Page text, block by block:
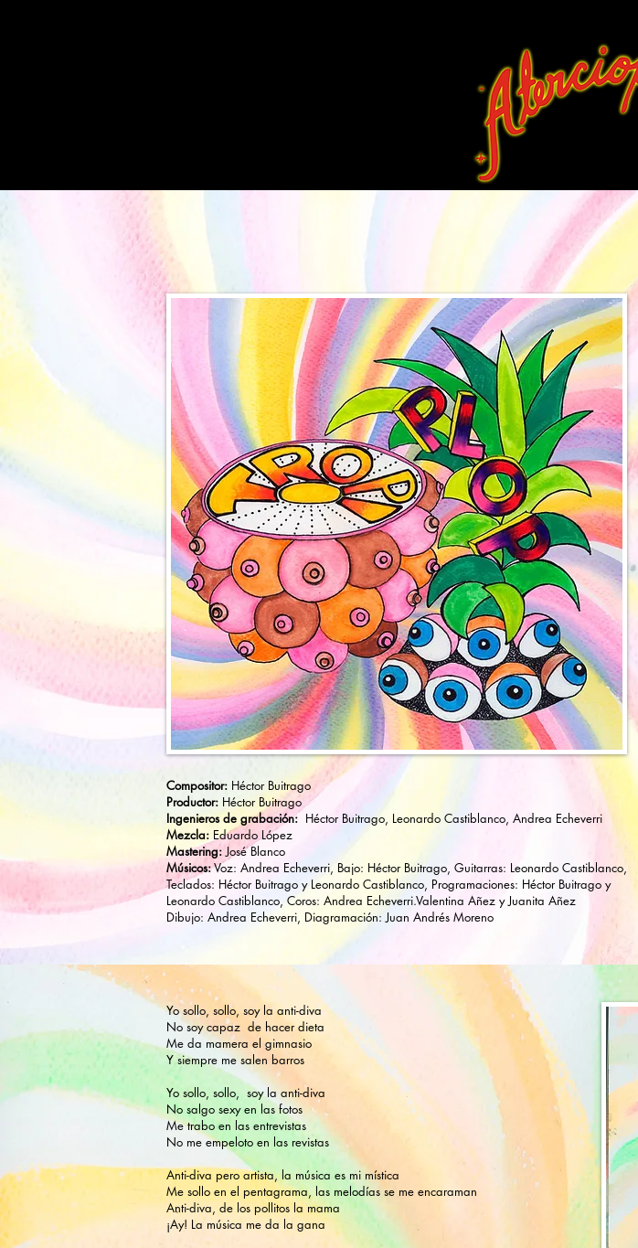
ovarios calvarios
Compositor: Héctor Buitrago
Productor: Héctor Buitrago
Ingenieros de grabación: Héctor Buitrago, Leonardo Castiblanco, Andrea Echeverri
Mezcla:Eduardo López
Mastering:José Blanco
​Músicos:Voz: Andrea Echeverri, Bajo: Héctor Buitrago, Guitarras: Leonardo Castiblanco,
Teclados: Héctor Buitrago y Leonardo Castiblanco, Programaciones: Héctor Buitrago y
Leonardo Castiblanco, Coros: Andrea Echeverri.Valentina Añez y Juanita Añez
Dibujo: Andrea Echeverri, Diagramación: Juan Andrés Moreno
Yo sollo, sollo, soy la anti-diva
No soy capaz de hacer dieta
Me da mamera el gimnasio
Y siempre me salen barros
Yo sollo, sollo, soy la anti-diva
No salgo sexy en las fotos
Me trabo en las entrevistas
No me empeloto en las revistas
Anti-diva pero artista, la música es mi mística
Me sollo en el pentagrama, las melodías se me encaraman
Anti-diva, de los pollitos la mama
¡Ay! La música me da la gana